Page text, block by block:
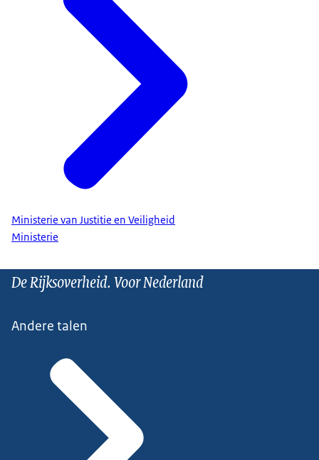
Ministerie van Justitie en Veiligheid
Ministerie
De Rijksoverheid. Voor Nederland
Andere talen